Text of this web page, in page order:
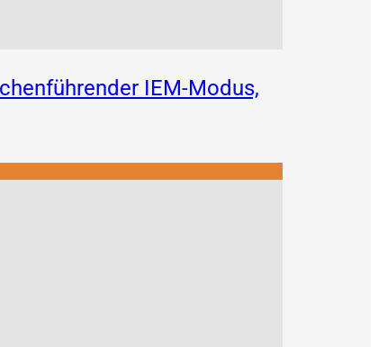
IEM-Modus,